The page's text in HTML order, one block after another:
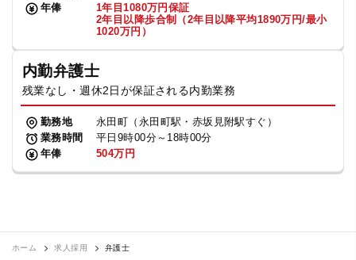
年俸
1年目1080万円保証
2年目以降歩合制（2年目以降平均1890万円/最小
1020万円）
内勤弁護士
残業なし・週休2日が保証される内勤業務
勤務地
永田町（永田町駅・赤坂見附駅すぐ）
業務時間
平日9時00分～18時00分
年俸
504万円
ホーム 求人採用 弁護士